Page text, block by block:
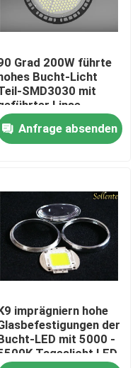
Grad 200W führte
Bucht-Licht
SMD3030 mit
Linse
Anfrage absenden
imprägniern hohe
der
LED mit 5000 -
Tageslicht LED